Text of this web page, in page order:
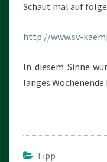
Schaut mal auf
http://www.sv-
In diesem Sinne
langes Wochenende
Tipp